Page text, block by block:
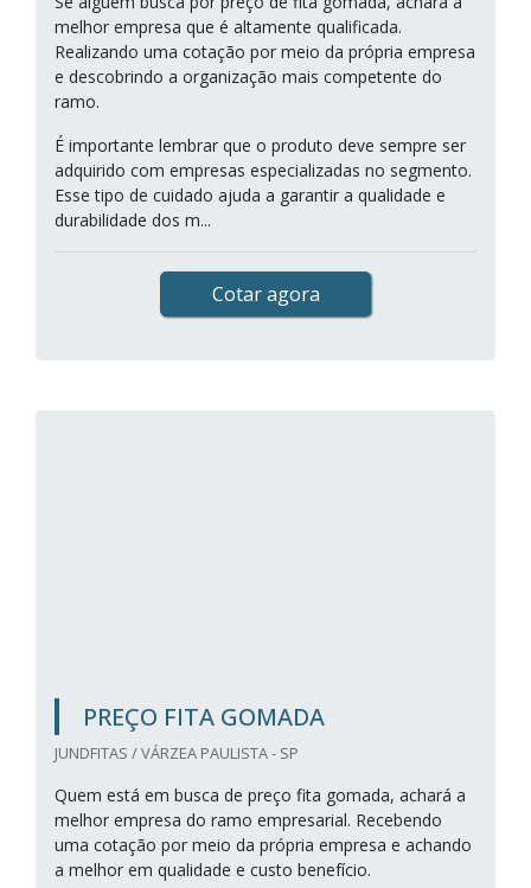
melhor empresa que é altamente qualificada.
Realizando uma cotação por meio da própria empresa
e descobrindo a organização mais competente do
ramo.
É importante lembrar que o produto deve sempre ser
adquirido com empresas especializadas no segmento.
Esse tipo de cuidado ajuda a garantir a qualidade e
durabilidade dos m...
Cotar agora
PREÇO FITA GOMADA
JUNDFITAS / VÁRZEA PAULISTA - SP
Quem está em busca de preço fita gomada, achará a
melhor empresa do ramo empresarial. Recebendo
uma cotação por meio da própria empresa e achando
a melhor em qualidade e custo benefício.